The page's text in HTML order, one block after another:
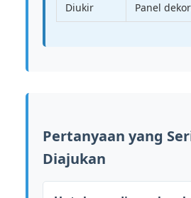
Diukir Panel
Pertanyaan yang
Diajukan